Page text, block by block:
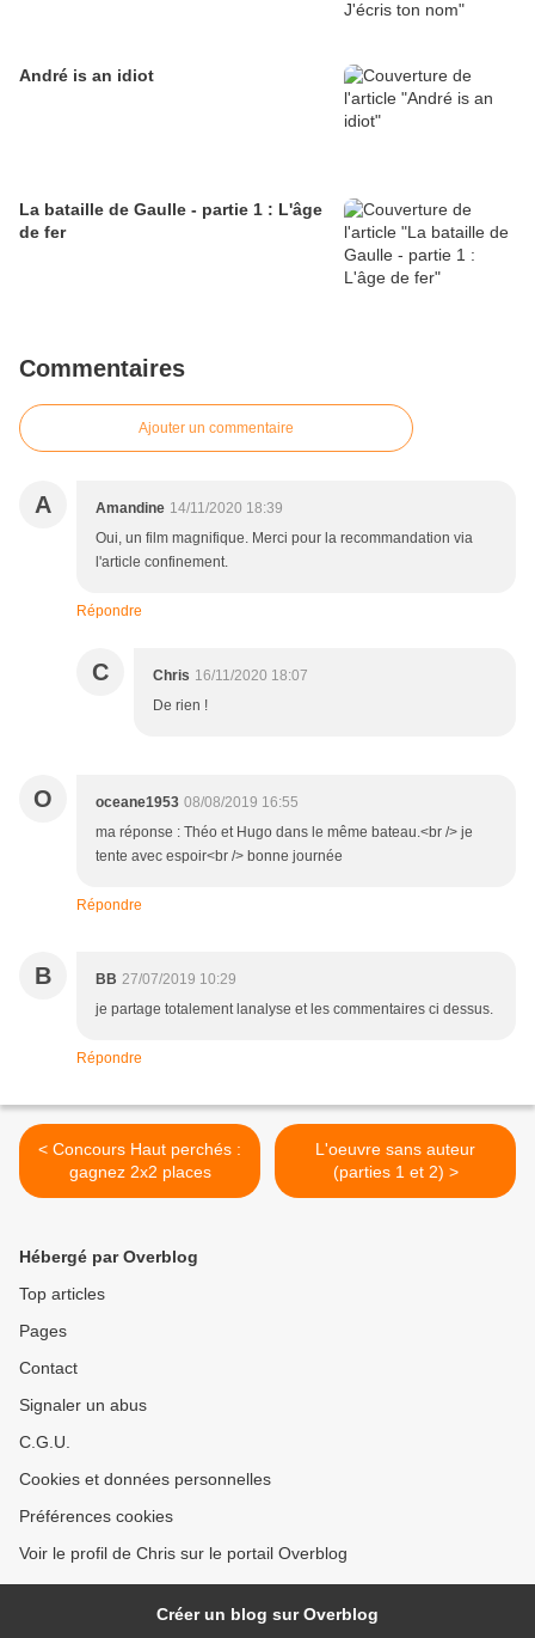
André is an idiot
La bataille de Gaulle - partie 1 : L'âge
de fer
Commentaires
Ajouter un commentaire
A Amandine 14/11/2020 18:39
Oui, un film magnifique. Merci pour la recommandation via
l'article confinement.
Répondre
C Chris 16/11/2020 18:07
De rien !
O oceane1953 08/08/2019 16:55
ma réponse : Théo et Hugo dans le même bateau.<br /> je
tente avec espoir<br /> bonne journée
Répondre
B BB 27/07/2019 10:29
je partage totalement lanalyse et les commentaires ci dessus.
Répondre
< Concours Haut perchés :
gagnez 2x2 places
L'oeuvre sans auteur
(parties 1 et 2) >
Hébergé par Overblog
Top articles
Pages
Contact
Signaler un abus
C.G.U.
Cookies et données personnelles
Préférences cookies
Voir le profil de Chris sur le portail Overblog
Créer un blog sur Overblog